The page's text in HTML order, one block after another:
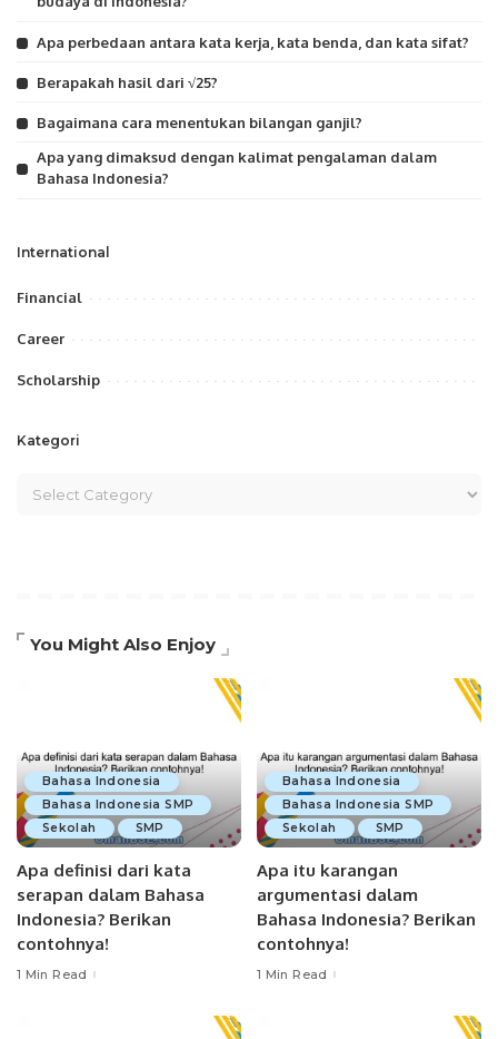
Apa perbedaan antara kata kerja, kata benda, dan kata sifat?
Berapakah hasil dari √25?
Bagaimana cara menentukan bilangan ganjil?
Apa yang dimaksud dengan kalimat pengalaman dalam
Bahasa Indonesia?
International
Financial
Career
Scholarship
Kategori
You Might Also Enjoy
Bahasa Indonesia
Bahasa Indonesia SMP
Sekolah
SMP
Apa definisi dari kata
serapan dalam Bahasa
Indonesia? Berikan
contohnya!
1 Min Read
Bahasa Indonesia
Bahasa Indonesia SMP
Sekolah
SMP
Apa itu karangan
argumentasi dalam
Bahasa Indonesia? Berikan
contohnya!
1 Min Read